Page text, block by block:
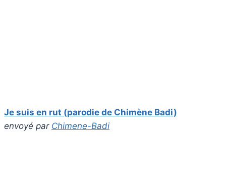
Je suis en rut (parodie de Chimène Badi)
envoyé par Chimene-Badi